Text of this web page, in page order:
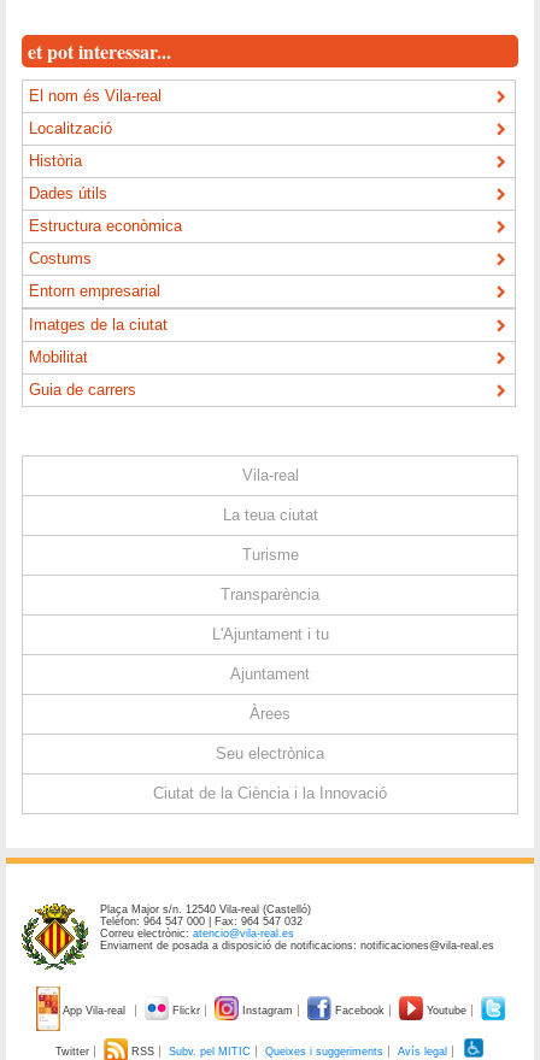
et pot interessar...
El nom és Vila-real
Localització
Història
Dades útils
Estructura econòmica
Costums
Entorn empresarial
Imatges de la ciutat
Mobilitat
Guia de carrers
Vila-real
La teua ciutat
Turisme
Transparència
L'Ajuntament i tu
Ajuntament
Àrees
Seu electrònica
Ciutat de la Ciència i la Innovació
Plaça Major s/n. 12540 Vila-real (Castelló)
Telèfon: 964 547 000 | Fax: 964 547 032
Correu electrònic:atencio@vila-real.es
Enviament de posada a disposició de notificacions: notificaciones@vila-real.es
App Vila-real Flickr Instagram Facebook Youtube
Twitter RSS Subv. pel MITIC Queixes i suggeriments
Avís legal